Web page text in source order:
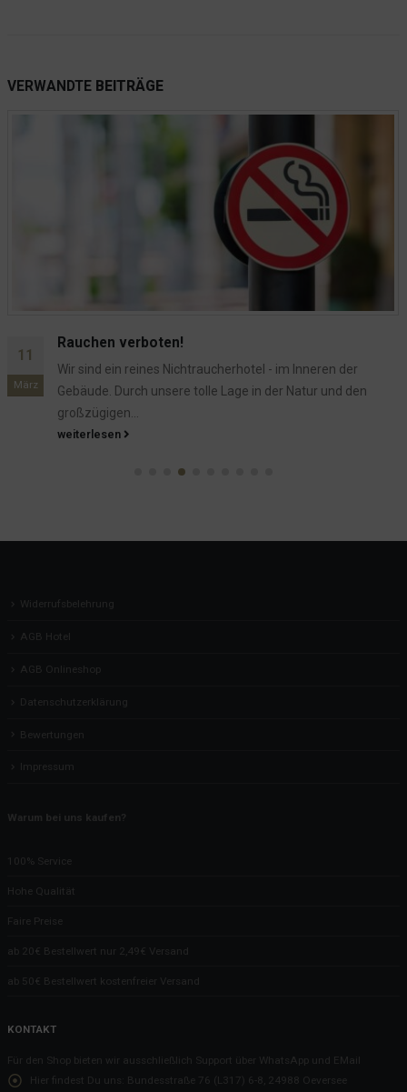
VERWANDTE BEITRÄGE
Sep.
Azubi 1 ist nicht amused
Seit der Sanierung der L319 haben wir auch eine
wunderschöne Bushaltestelle direkt beim Hotel. Toll
unsere Gäste, toll für...
weiterlesen
Widerrufsbelehrung
AGB Hotel
AGB Onlineshop
Datenschutzerklärung
Bewertungen
Impressum
Warum bei uns kaufen?
100% Service
Hohe Qualität
Faire Preise
ab 20€ Bestellwert nur 2,49€ Versand
ab 50€ Bestellwert kostenfreier Versand
KONTAKT
Für den Shop bieten wir ausschließlich Support über WhatsApp und EMail
Hier findest Du uns:
Bundesstraße 76 (L317) 6-8, 24988 Oeversee